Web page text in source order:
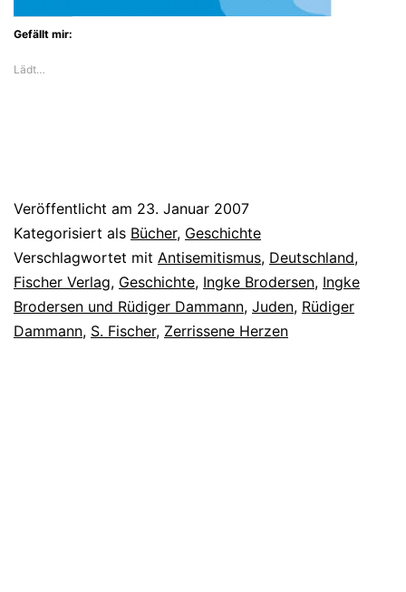
Gefällt mir:
Lädt…
Veröffentlicht am 23. Januar 2007
Kategorisiert als Bücher, Geschichte
Verschlagwortet mit Antisemitismus, Deutschland,
Fischer Verlag, Geschichte, Ingke Brodersen, Ingke
Brodersen und Rüdiger Dammann, Juden, Rüdiger
Dammann, S. Fischer, Zerrissene Herzen